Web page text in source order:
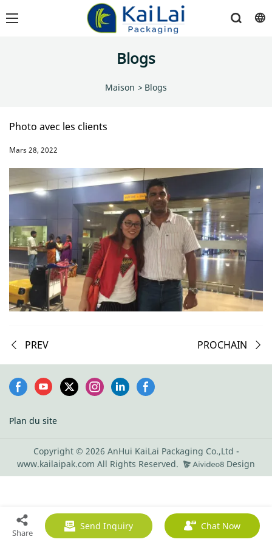
Blogs
Maison > Blogs
Photo avec les clients
Mars 28, 2022
PREV PROCHAIN
Plan du site
Copyright © 2026 AnHui KaiLai Packaging Co.,Ltd -
www.kailaipak.com All Rights Reserved.
Design
Share
Send Inquiry Chat Now